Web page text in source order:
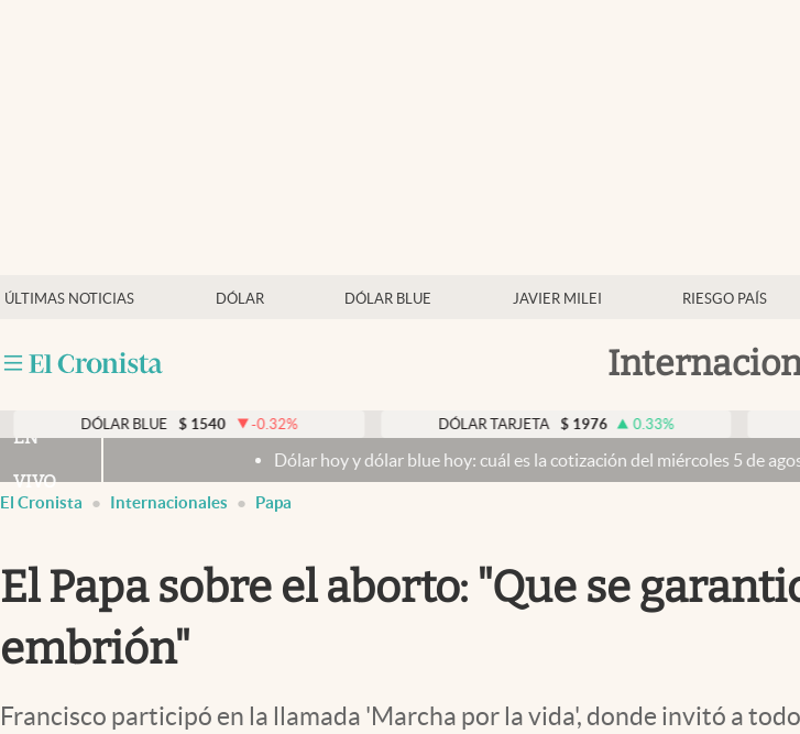
ÚLTIMAS NOTICIAS DÓLAR DÓLAR BLUE JAVIER MILEI RIESGO PAÍS
Mercados Online
Otras secciones
Infotechnology
Clima
Mundial 2026
El Cronista Studio
DÓLAR BLUE $ 1540 -0.32% DÓLAR TARJETA $ 1976 0.33% DÓLAR
EN
VIVO
Dólar hoy y dólar blue hoy: cuál es la cotización del miércoles 5 de agosto minuto a
El Cronista Internacionales Papa
El Papa sobre el aborto: "Que se
embrión"
Francisco participó en la llamada 'Marcha por la vida', donde invitó a